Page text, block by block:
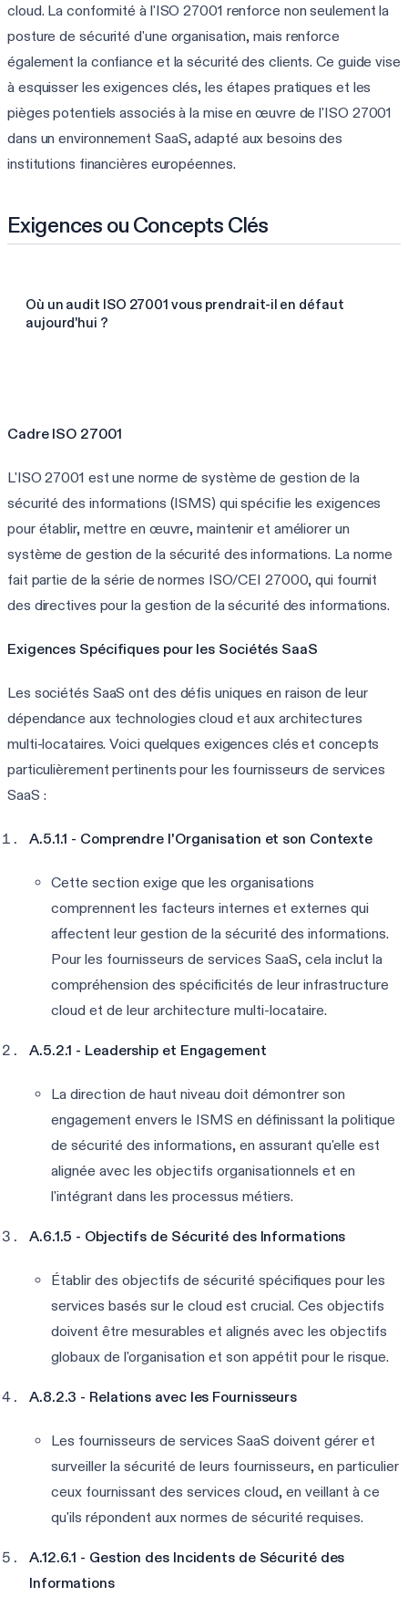
cloud. La conformité à l'ISO 27001 renforce non seulement la
posture de sécurité d'une organisation, mais renforce
également la confiance et la sécurité des clients. Ce guide vise
à esquisser les exigences clés, les étapes pratiques et les
pièges potentiels associés à la mise en œuvre de l'ISO 27001
dans un environnement SaaS, adapté aux besoins des
institutions financières européennes.
Exigences ou Concepts Clés
Où un audit ISO 27001 vous prendrait-il en défaut
aujourd'hui ?
Cadre ISO 27001
L'ISO 27001 est une norme de système de gestion de la
sécurité des informations (ISMS) qui spécifie les exigences
pour établir, mettre en œuvre, maintenir et améliorer un
système de gestion de la sécurité des informations. La norme
fait partie de la série de normes ISO/CEI 27000, qui fournit
des directives pour la gestion de la sécurité des informations.
Exigences Spécifiques pour les Sociétés SaaS
Les sociétés SaaS ont des défis uniques en raison de leur
dépendance aux technologies cloud et aux architectures
multi-locataires. Voici quelques exigences clés et concepts
particulièrement pertinents pour les fournisseurs de services
SaaS :
A.5.1.1 - Comprendre l'Organisation et son Contexte
Cette section exige que les organisations
comprennent les facteurs internes et externes qui
affectent leur gestion de la sécurité des informations.
Pour les fournisseurs de services SaaS, cela inclut la
compréhension des spécificités de leur infrastructure
cloud et de leur architecture multi-locataire.
A.5.2.1 - Leadership et Engagement
La direction de haut niveau doit démontrer son
engagement envers le ISMS en définissant la politique
de sécurité des informations, en assurant qu'elle est
alignée avec les objectifs organisationnels et en
l'intégrant dans les processus métiers.
A.6.1.5 - Objectifs de Sécurité des Informations
Établir des objectifs de sécurité spécifiques pour les
services basés sur le cloud est crucial. Ces objectifs
doivent être mesurables et alignés avec les objectifs
globaux de l'organisation et son appétit pour le risque.
A.8.2.3 - Relations avec les Fournisseurs
Les fournisseurs de services SaaS doivent gérer et
surveiller la sécurité de leurs fournisseurs, en particulier
ceux fournissant des services cloud, en veillant à ce
qu'ils répondent aux normes de sécurité requises.
A.12.6.1 - Gestion des Incidents de Sécurité des
Informations